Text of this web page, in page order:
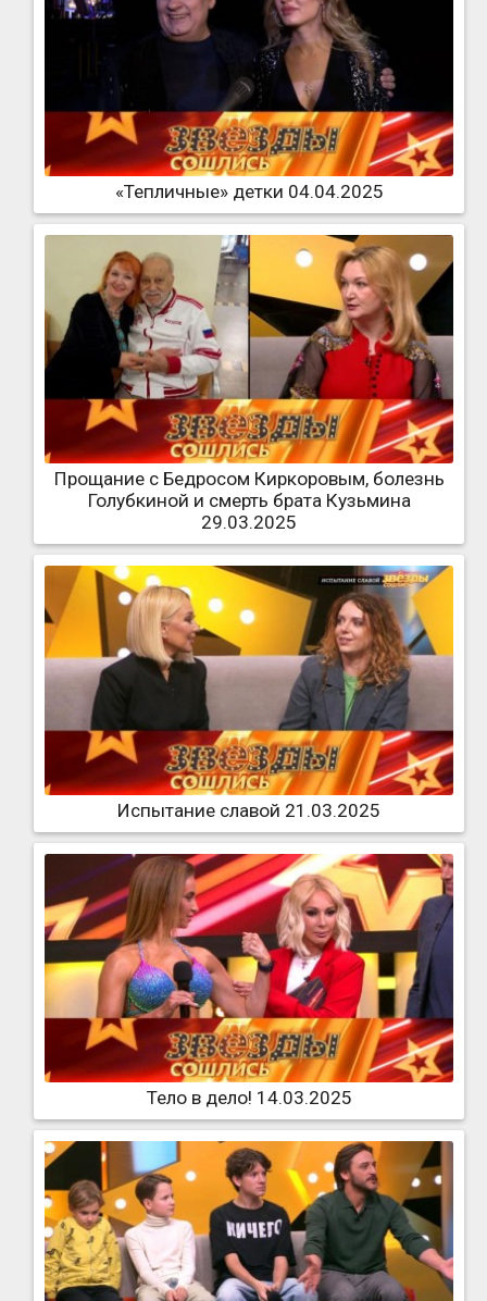
«Тепличные» детки 04.04.2025
Прощание с Бедросом Киркоровым, болезнь
Голубкиной и смерть брата Кузьмина
29.03.2025
Испытание славой 21.03.2025
Тело в дело! 14.03.2025